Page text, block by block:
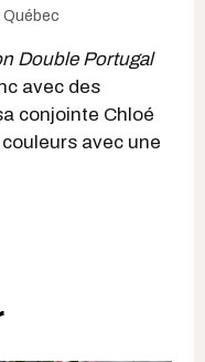
Québec
Double Portugal
avec des
conjointe Chloé
avec une